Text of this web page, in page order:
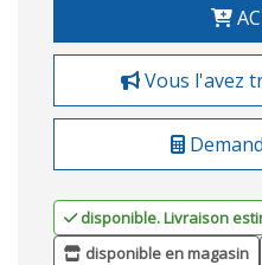
Vous l'avez
disponible. Livraison
disponible en magasin